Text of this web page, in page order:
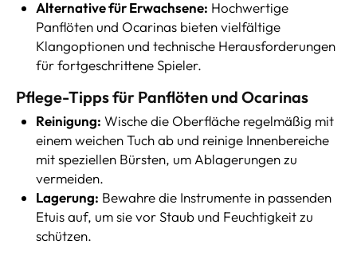
Alternative für Erwachsene: Hochwertige
Panflöten und Ocarinas bieten vielfältige
Klangoptionen und technische Herausforderungen
für fortgeschrittene Spieler.
Pflege-Tipps für Panflöten und Ocarinas
Reinigung: Wische die Oberfläche regelmäßig mit
einem weichen Tuch ab und reinige Innenbereiche
mit speziellen Bürsten, um Ablagerungen zu
vermeiden.
Lagerung: Bewahre die Instrumente in passenden
Etuis auf, um sie vor Staub und Feuchtigkeit zu
schützen.